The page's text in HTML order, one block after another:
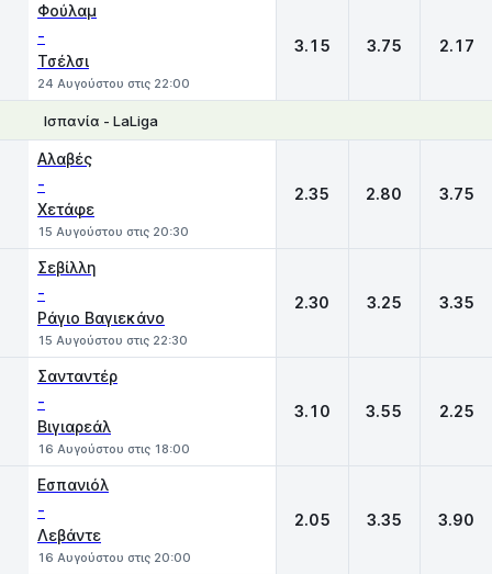
Φούλαμ
-
Τσέλσι
24 Αυγούστου στις 22:00
3.15 3.75 2.17
Ισπανία - LaLiga
Αλαβές
-
Χετάφε
15 Αυγούστου στις 20:30
2.35 2.80 3.75
Σεβίλλη
-
Ράγιο Βαγιεκάνο
15 Αυγούστου στις 22:30
2.30 3.25 3.35
Σανταντέρ
-
Βιγιαρεάλ
16 Αυγούστου στις 18:00
3.10 3.55 2.25
Εσπανιόλ
-
Λεβάντε
16 Αυγούστου στις 20:00
2.05 3.35 3.90